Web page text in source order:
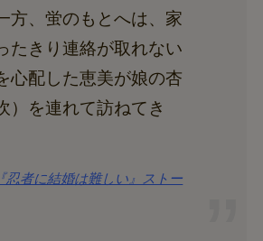
方、蛍のもとへは、家
たきり連絡が取れない
心配した恵美が娘の杏
）を連れて訪ねてき
忍者に結婚は難しい』ストー